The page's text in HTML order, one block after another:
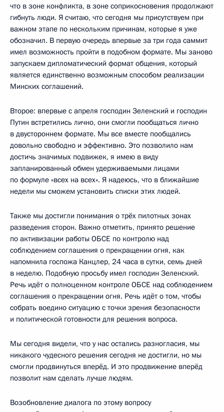
что в зоне конфликта, в зоне соприкосновения продолжают
гибнуть люди. Я считаю, что сегодня мы присутствуем при
важном этапе по нескольким причинам, которые я уже
обозначил. В первую очередь впервые за три года саммит
имел возможность пройти в подобном формате. Мы заново
запускаем дипломатический формат общения, который
является единственно возможным способом реализации
Минских соглашений.
Второе: впервые с апреля господин Зеленский и господин
Путин встретились лично, они смогли пообщаться лично
в двустороннем формате. Мы все вместе пообщались
довольно свободно и эффективно. Это позволило нам
достичь значимых подвижек, я имею в виду
запланированный обмен удерживаемыми лицами
по формуле «всех на всех». Я надеюсь, что в ближайшие
недели мы сможем установить списки этих людей.
Также мы достигли понимания о трёх пилотных зонах
разведения сторон. Важно отметить, принято решение
по активизации работы ОБСЕ по контролю над
соблюдением соглашения о прекращении огня, как
напомнила госпожа Канцлер, 24 часа в сутки, семь дней
в неделю. Подобную просьбу имел господин Зеленский.
Речь идёт о полноценном контроле ОБСЕ над соблюдением
соглашения о прекращении огня. Речь идёт о том, чтобы
собрать воедино ситуацию с точки зрения безопасности
и политической готовности для решения вопроса.
Мы сегодня видели, что у нас остались разногласия, мы
никакого чудесного решения сегодня не достигли, но мы
смогли продвинуться вперёд. И это продвижение вперёд
позволит нам сделать лучше людям.
Возобновление диалога по этому вопросу